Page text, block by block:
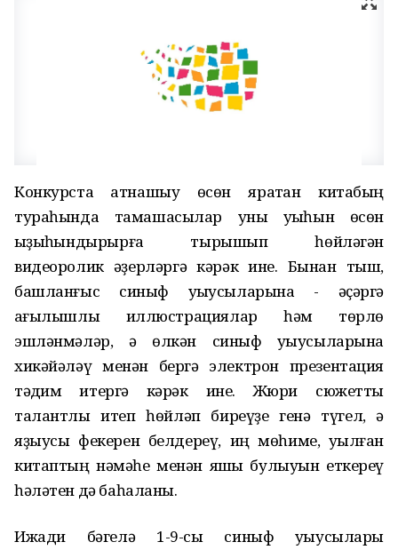
Конкурста ҡатнашыу өсөн яратҡан китабың
тураһында тамашасылар уны уҡыһын өсөн
ҡыҙыҡһындырырға тырышып һөйләгән
видеоролик әҙерләргә кәрәк ине. Бынан тыш,
башланғыс синыф уҡыусыларына - әҫәргә
ҡағылышлы иллюстрациялар һәм төрлө
эшләнмәләр, ә өлкән синыф уҡыусыларына
хикәйәләү менән бергә электрон презентация
тәҡдим итергә кәрәк ине. Жюри сюжетты
талантлы итеп һөйләп биреүҙе генә түгел, ә
яҙыусы фекерен белдереү, иң мөһиме, уҡылған
китаптың нәмәһе менән яҡшы булыуын еткереү
һәләтен дә баһаланы.
Ижади бәгелә 1-9-сы синыф уҡыусылары